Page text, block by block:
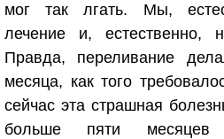
мог так лгать. Мы,
лечение и, естественно,
Правда, переливание
месяца, как того
сейчас эта страшная
больше пяти месяцев